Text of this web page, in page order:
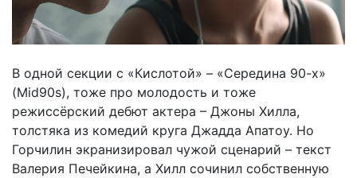
В одной секции с «Кислотой» – «Середина 90-х»
(Mid90s), тоже про молодость и тоже
режиссёрский дебют актера – Джоны Хилла,
толстяка из комедий круга Джадда Апатоу. Но
Горчилин экранизировал чужой сценарий – текст
Валерия Печейкина, а Хилл сочинил собственную